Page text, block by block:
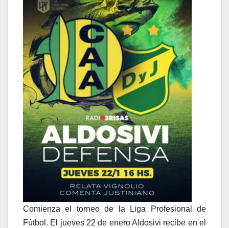
Comienza el torneo de la Liga Profesional de
Fútbol. El jueves 22 de enero Aldosivi recibe en el